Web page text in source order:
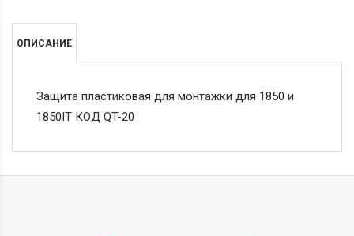
ОПИСАНИЕ
Защита пластиковая для монтажки для 1850 и
1850IT КОД QT-20